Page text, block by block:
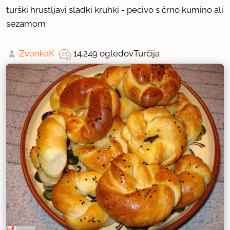
turški hrustljavi sladki kruhki - pecivo s črno kumino ali
sezamom
ZvonkaK 14.249 ogledovTurčija